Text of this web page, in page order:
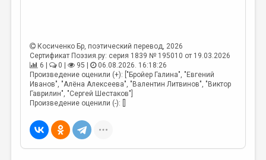
Косиченко Бр, поэтический перевод, 2026
Сертификат Поэзия.ру: серия 1839 № 195010 от 19.03.2026
6 |
0 | 95 |
06.08.2026. 16:18:26
Произведение оценили (+): ["Бройер Галина", "Евгений
Иванов", "Алёна Алексеева", "Валентин Литвинов", "Виктор
Гаврилин", "Сергей Шестаков"]
Произведение оценили (-): []